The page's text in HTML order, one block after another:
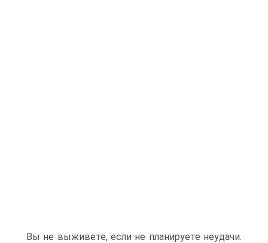
Вы не выживете, если не планируете неудачи.